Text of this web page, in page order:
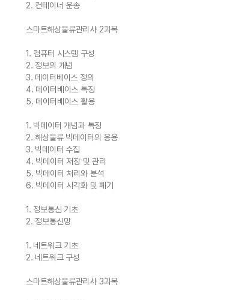
2. 컨테이너 운송
스마트해상물류관리사 2과목
1. 컴퓨터 시스템 구성
2. 정보의 개념
3. 데이터베이스 정의
4. 데이터베이스 특징
5. 데이터베이스 활용
1. 빅데이터 개념과 특징
2. 해상물류 빅데이터의 응용
3. 빅데이터 수집
4. 빅데이터 저장 및 관리
5. 빅데이터 처리와 분석
6. 빅데이터 시각화 및 폐기
1. 정보통신 기초
2. 정보통신망
1. 네트워크 기초
2. 네트워크 구성
스마트해상물류관리사 3과목